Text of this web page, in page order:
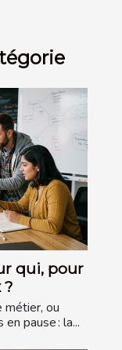
qui, pour
?
métier, ou
pause : la...